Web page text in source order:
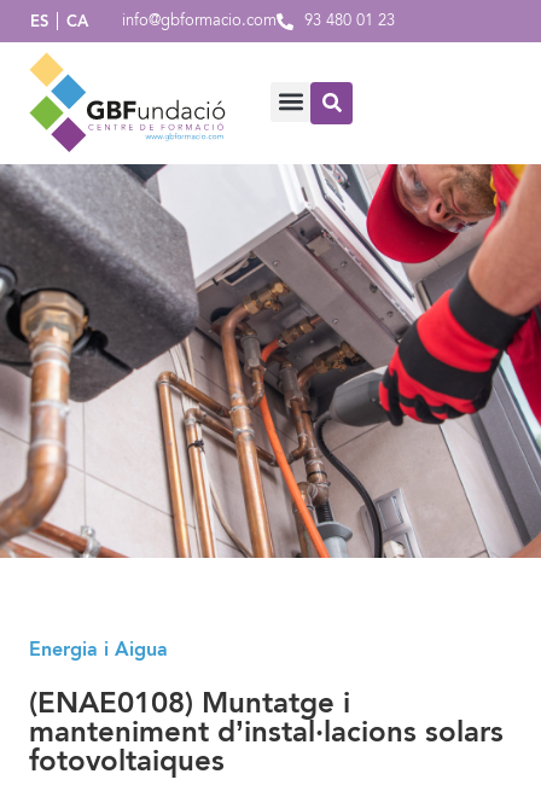
ES CA info@gbformacio.com 93 480 01 23
Energia i Aigua
(ENAE0108) Muntatge i
manteniment d’instal·lacions solars
fotovoltaiques